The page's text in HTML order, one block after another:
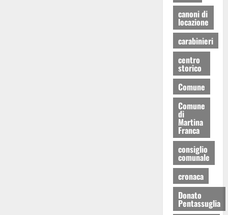
canoni di
locazione
carabinieri
centro
storico
Comune
Comune
di
Martina
Franca
consiglio
comunale
cronaca
Donato
Pentassuglia